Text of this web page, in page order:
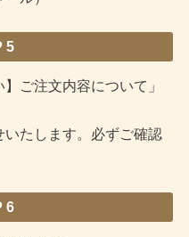
5
ご注文内容について」
たします。必ずご確認
6